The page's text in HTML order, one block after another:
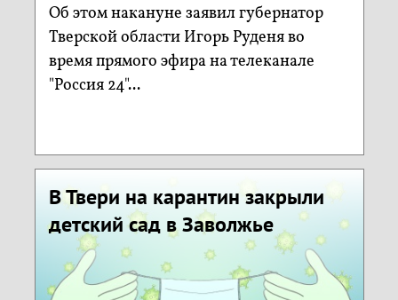
Об этом накануне заявил губернатор
Тверской области Игорь Руденя во
время прямого эфира на телеканале
"Россия 24"...
В Твери на карантин закрыли
детский сад в Заволжье